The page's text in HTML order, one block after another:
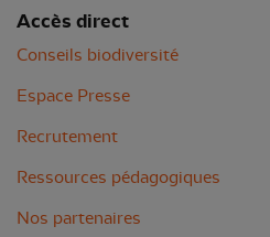
Accès direct
Conseils biodiversité
Espace Presse
Recrutement
Ressources pédagogiques
Nos partenaires